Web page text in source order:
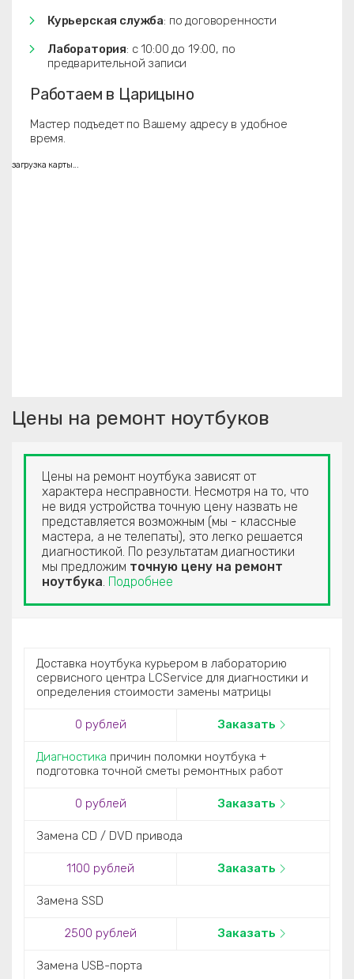
Курьерская служба: по договоренности
Лаборатория: с 10:00 до 19:00, по
предварительной записи
Работаем в Царицыно
Мастер подъедет по Вашему адресу в удобное
время.
загрузка карты...
Цены на ремонт ноутбуков
Цены на ремонт ноутбука зависят от
характера несправности. Несмотря на то, что
не видя устройства точную цену назвать не
представляется возможным (мы - классные
мастера, а не телепаты), это легко решается
диагностикой. По результатам диагностики
мы предложим точную цену на ремонт
ноутбука. Подробнее
Доставка ноутбука курьером в лабораторию
сервисного центра LCService для диагностики и
определения стоимости замены матрицы
0 рублей Заказать
Диагностика причин поломки ноутбука +
подготовка точной сметы ремонтных работ
0 рублей Заказать
Замена CD / DVD привода
1100 рублей Заказать
Замена SSD
2500 рублей Заказать
Замена USB-порта